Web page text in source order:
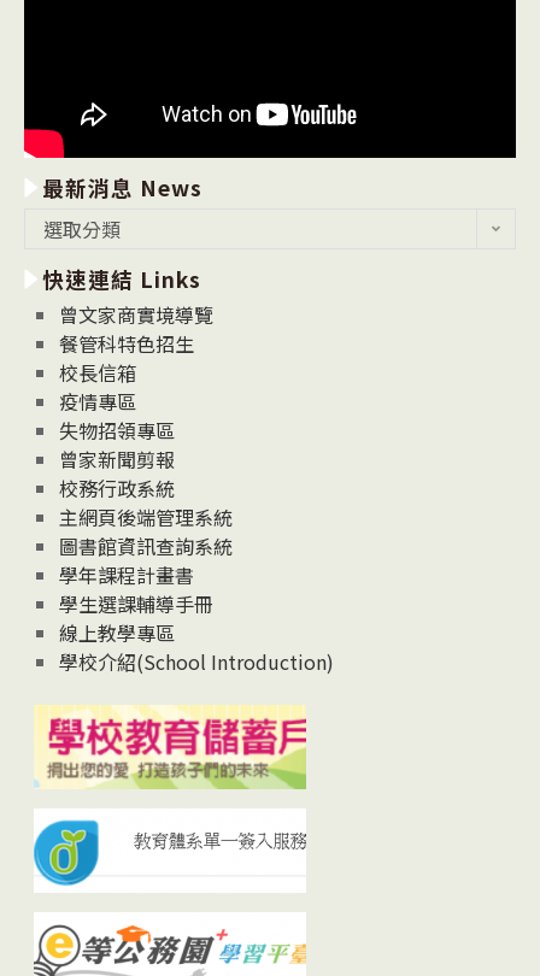
最新消息 News
消
息
News
選取分類
快速連結 Links
曾文家商實境導覽
餐管科特色招生
校長信箱
疫情專區
失物招領專區
曾家新聞剪報
校務行政系統
主網頁後端管理系統
圖書館資訊查詢系統
學年課程計畫書
學生選課輔導手冊
線上教學專區
學校介紹(School Introduction)